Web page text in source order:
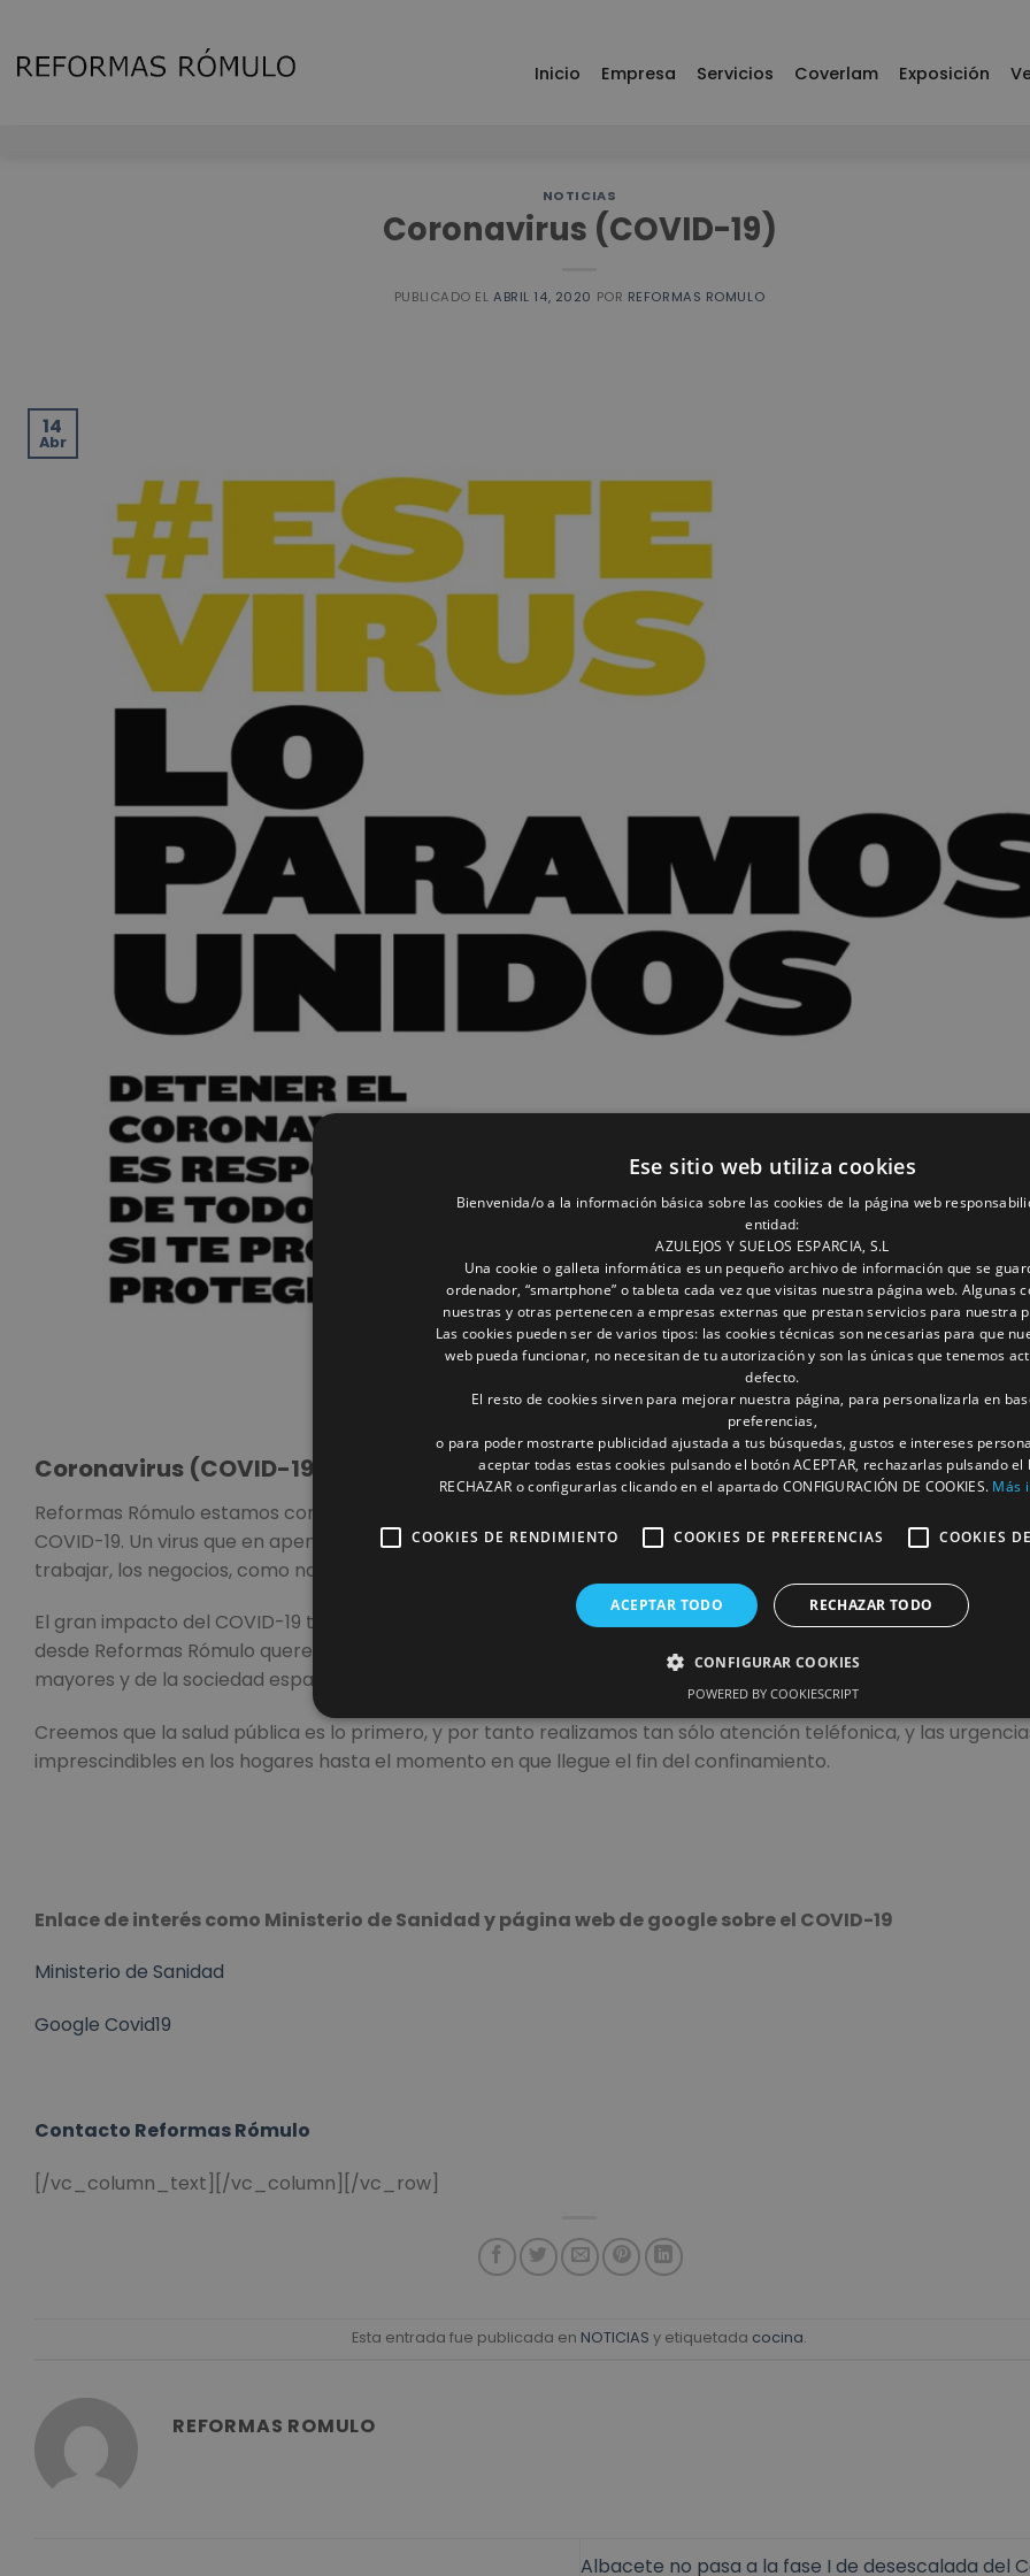
content
Inicio Empresa Servicios Coverlam Exposición
NOTICIAS
Coronavirus (COVID-19)
PUBLICADO ELABRIL 14, 2020 POR REFORMAS ROMULO
14
Abr
Coronavirus (COVID-19)
Reformas Rómulo estamos comprometidos con nuestros clientes, empleados y comunidades frente al
COVID-19. Un virus que en apenas unas semanas ha cambiado por completo la vida de los españoles, su
trabajar, los negocios, como nada lo había hecho en varias décadas.
El gran impacto del COVID-19 tanto en la sociedad como en la actividad ecónomica se va a prolongar en el
desde Reformas Rómulo queremos apoyar a todos los sectores profesionales que cuidan de nosotros, de
mayores y de la sociedad española en general.
Creemos que la salud pública es lo primero, y por tanto realizamos tan sólo atención teléfonica, y las
imprescindibles en los hogares hasta el momento en que llegue el fin del confinamiento.
Enlace de interés como Ministerio de Sanidad y página web de google sobre el COVID-19
Ministerio de Sanidad
Google Covid19
Contacto Reformas Rómulo
[/vc_column_text][/vc_column][/vc_row]
Esta entrada fue publicada en NOTICIAS y etiquetada cocina.
REFORMAS ROMULO
Albacete no pasa a la fase I de desescalada del
Ese sitio web utiliza cookies
Bienvenida/o a la información básica sobre las cookies de la página web
entidad:
AZULEJOS Y SUELOS ESPARCIA, S.L
Una cookie o galleta informática es un pequeño archivo de información que se
ordenador, “smartphone” o tableta cada vez que visitas nuestra página web. Algunas
nuestras y otras pertenecen a empresas externas que prestan servicios para nuestra
Las cookies pueden ser de varios tipos: las cookies técnicas son necesarias para que
web pueda funcionar, no necesitan de tu autorización y son las únicas que tenemos
defecto.
El resto de cookies sirven para mejorar nuestra página, para personalizarla en
preferencias,
o para poder mostrarte publicidad ajustada a tus búsquedas, gustos e intereses
aceptar todas estas cookies pulsando el botón ACEPTAR, rechazarlas pulsando el
RECHAZAR o configurarlas clicando en el apartado CONFIGURACIÓN DE COOKIES. Más
COOKIES DE RENDIMIENTO COOKIES DE PREFERENCIAS COOKIES
ACEPTAR TODO RECHAZAR TODO
CONFIGURAR COOKIES
POWERED BY COOKIESCRIPT